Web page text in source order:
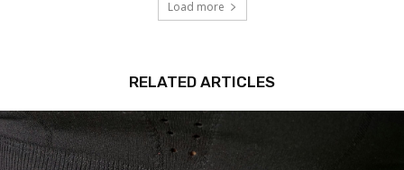
Load more
RELATED ARTICLES